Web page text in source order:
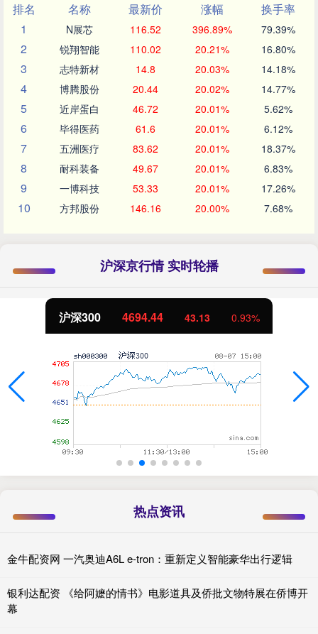
排名
名称 最新价 涨幅
换手率
1
N展芯 116.52 396.89% 79.39%
2 锐翔智能 110.02 20.21% 16.80%
3 志特新材 14.8 20.03% 14.18%
4 博腾股份 20.44 20.02% 14.77%
5 近岸蛋白 46.72 20.01% 5.62%
6 毕得医药 61.6 20.01% 6.12%
7 五洲医疗 83.62 20.01% 18.37%
8 耐科装备 49.67 20.01% 6.83%
9 一博科技 53.33 20.01% 17.26%
10 方邦股份 146.16 20.00% 7.68%
沪深京行情 实时轮播
沪深300 4694.44 43.13 0.93%
热点资讯
金牛配资网 一汽奥迪A6L e-tron：重新定义智能豪华出行逻辑
银利达配资 《给阿嬷的情书》电影道具及侨批文物特展在侨博开
幕